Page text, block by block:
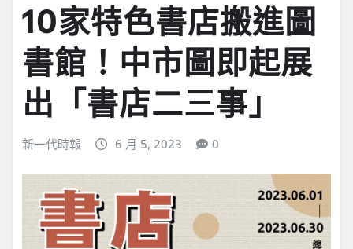
10家特色書店搬進圖
書館！中市圖即起展
出「書店二三事」
新一代時報 6 月 5, 2023 0